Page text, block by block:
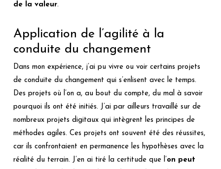
de la valeur.
Application de l’agilité à la
conduite du changement
Dans mon expérience, j’ai pu vivre ou voir certains projets
de conduite du changement qui s’enlisent avec le temps.
Des projets où l’on a, au bout du compte, du mal à savoir
pourquoi ils ont été initiés. J’ai par ailleurs travaillé sur de
nombreux projets digitaux qui intègrent les principes de
méthodes agiles. Ces projets ont souvent été des réussites,
car ils confrontaient en permanence les hypothèses avec la
réalité du terrain. J’en ai tiré la certitude que l’ on peut